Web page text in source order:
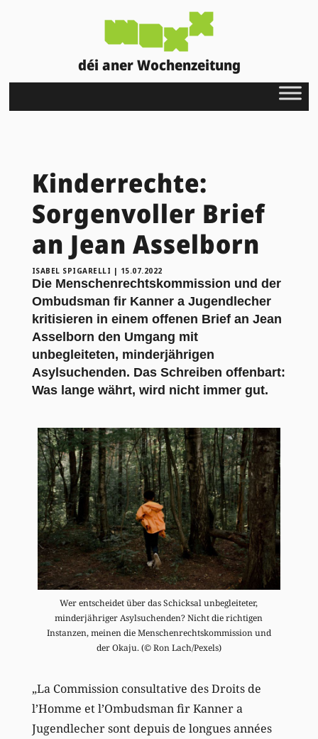
déi aner Wochenzeitung
Kinderrechte:
Sorgenvoller Brief
an Jean Asselborn
ISABEL SPIGARELLI | 15.07.2022
Die Menschenrechtskommission und der
Ombudsman fir Kanner a Jugendlecher
kritisieren in einem offenen Brief an Jean
Asselborn den Umgang mit
unbegleiteten, minderjährigen
Asylsuchenden. Das Schreiben offenbart:
Was lange währt, wird nicht immer gut.
Wer entscheidet über das Schicksal unbegleiteter,
minderjähriger Asylsuchenden? Nicht die richtigen
Instanzen, meinen die Menschenrechtskommission und
der Okaju. (© Ron Lach/Pexels)
„La Commission consultative des Droits de
l’Homme et l’Ombudsman fir Kanner a
Jugendlecher sont depuis de longues années